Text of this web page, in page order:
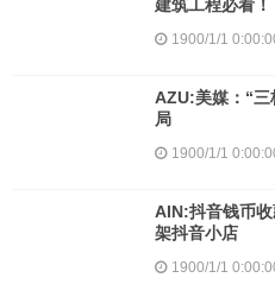
建筑工程必看！
1900/1/1
AZU:美媒：“三
局
1900/1/1
AIN:抖音钱币
架抖音小店
1900/1/1